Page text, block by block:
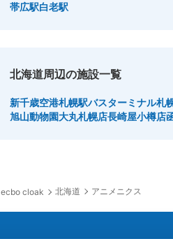
帯広駅白老駅
北海道周辺の施設一覧
新千歳空港札幌駅バスターミナル札
旭山動物園大丸札幌店長崎屋小樽店
ecbo cloak 北海道 アニメニクス